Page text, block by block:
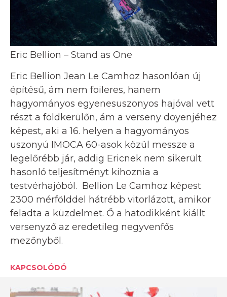
Eric Bellion – Stand as One
Eric Bellion Jean Le Camhoz hasonlóan új
építésű, ám nem foileres, hanem
hagyományos egyenesuszonyos hajóval vett
részt a földkerülőn, ám a verseny doyenjéhez
képest, aki a 16. helyen a hagyományos
uszonyú IMOCA 60-asok közül messze a
legelőrébb jár, addig Ericnek nem sikerült
hasonló teljesítményt kihoznia a
testvérhajóból. Bellion Le Camhoz képest
2300 mérfölddel hátrébb vitorlázott, amikor
feladta a küzdelmet. Ő a hatodikként kiállt
versenyző az eredetileg negyvenfős
mezőnyből.
KAPCSOLÓDÓ